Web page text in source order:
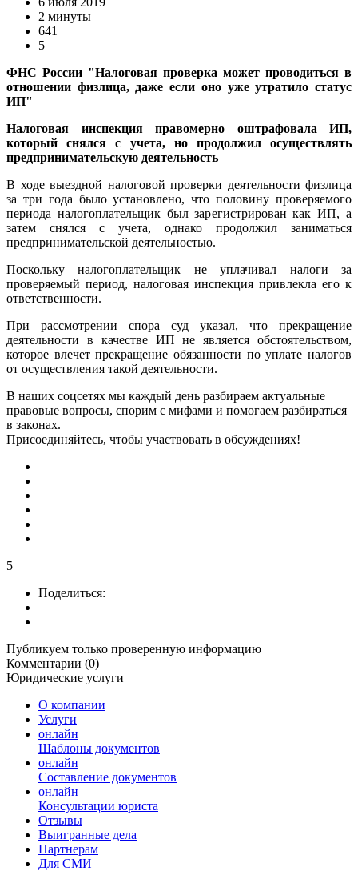
2 минуты
641
5
ФНС России "Налоговая проверка может проводиться в
отношении физлица, даже если оно уже утратило статус
ИП"
Налоговая инспекция правомерно оштрафовала ИП,
который снялся с учета, но продолжил осуществлять
предпринимательскую деятельность
В ходе выездной налоговой проверки деятельности физлица
за три года было установлено, что половину проверяемого
периода налогоплательщик был зарегистрирован как ИП, а
затем снялся с учета, однако продолжил заниматься
предпринимательской деятельностью.
Поскольку налогоплательщик не уплачивал налоги за
проверяемый период, налоговая инспекция привлекла его к
ответственности.
При рассмотрении спора суд указал, что прекращение
деятельности в качестве ИП не является обстоятельством,
которое влечет прекращение обязанности по уплате налогов
от осуществления такой деятельности.
В наших соцсетях мы каждый день разбираем актуальные
правовые вопросы, спорим с мифами и помогаем разбираться
в законах.
Присоединяйтесь, чтобы участвовать в обсуждениях!
5
Поделиться:
Публикуем только проверенную информацию
Комментарии (0)
Юридические услуги
О компании
Услуги
онлайн
Шаблоны документов
онлайн
Составление документов
онлайн
Консультации юриста
Отзывы
Выигранные дела
Партнерам
Для СМИ